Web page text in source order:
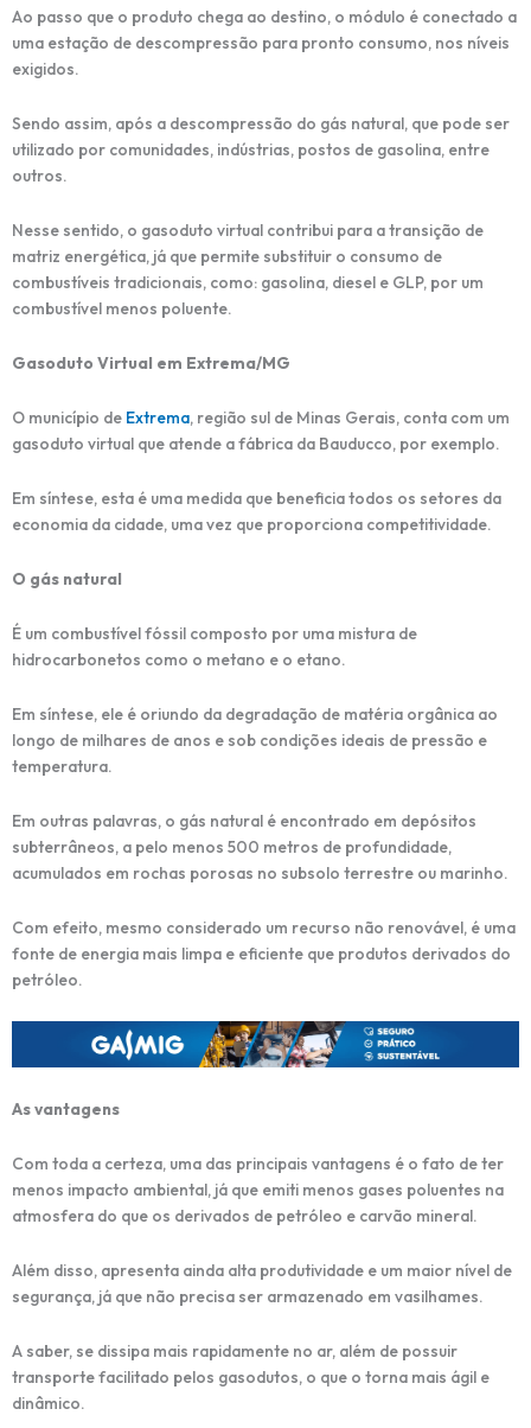
Ao passo que o produto chega ao destino, o módulo é conectado a
uma estação de descompressão para pronto consumo, nos níveis
exigidos.
Sendo assim, após a descompressão do gás natural, que pode ser
utilizado por comunidades, indústrias, postos de gasolina, entre
outros.
Nesse sentido, o gasoduto virtual contribui para a transição de
matriz energética, já que permite substituir o consumo de
combustíveis tradicionais, como: gasolina, diesel e GLP, por um
combustível menos poluente.
Gasoduto Virtual em Extrema/MG
O município de Extrema, região sul de Minas Gerais, conta com um
gasoduto virtual que atende a fábrica da Bauducco, por exemplo.
Em síntese, esta é uma medida que beneficia todos os setores da
economia da cidade, uma vez que proporciona competitividade.
O gás natural
É um combustível fóssil composto por uma mistura de
hidrocarbonetos como o metano e o etano.
Em síntese, ele é oriundo da degradação de matéria orgânica ao
longo de milhares de anos e sob condições ideais de pressão e
temperatura.
Em outras palavras, o gás natural é encontrado em depósitos
subterrâneos, a pelo menos 500 metros de profundidade,
acumulados em rochas porosas no subsolo terrestre ou marinho.
Com efeito, mesmo considerado um recurso não renovável, é uma
fonte de energia mais limpa e eficiente que produtos derivados do
petróleo.
As vantagens
Com toda a certeza, uma das principais vantagens é o fato de ter
menos impacto ambiental, já que emiti menos gases poluentes na
atmosfera do que os derivados de petróleo e carvão mineral.
Além disso, apresenta ainda alta produtividade e um maior nível de
segurança, já que não precisa ser armazenado em vasilhames.
A saber, se dissipa mais rapidamente no ar, além de possuir
transporte facilitado pelos gasodutos, o que o torna mais ágil e
dinâmico.